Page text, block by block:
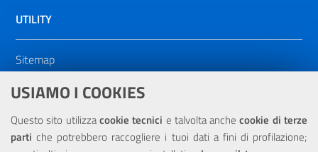
USIAMO I COOKIES
Questo sito utilizzacookie tecnici e talvolta anchecookie di terze
parti che potrebbero raccogliere i tuoi dati a fini di profilazione;
UTILITY
Sitemap
Dichiarazione di accessibilità
NOTE LEGALI
Privacy